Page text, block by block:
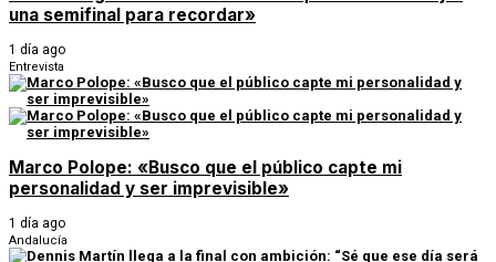
una semifinal para recordar»
1 día ago
Entrevista
Marco Polope: «Busco que el público capte mi
personalidad y ser imprevisible»
1 día ago
Andalucía